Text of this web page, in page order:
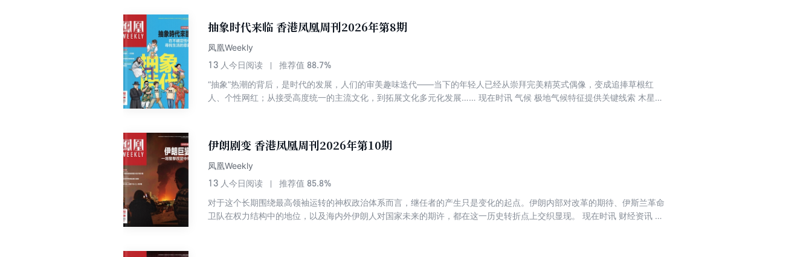
全球富豪榜出炉 张一鸣蝉联中国首富 中国跻身世界科技前列的时代来临 印度“有限放宽”中企投资限制 中国智能家电产业加
快转型升级 研究：中国国际影响力将显著提升 浙江成为中国新经济模式“试验田” 四川“悬崖村”成乡村旅游新热点 全球观察
全球旅游业复苏势头面临威胁 为减少对美依赖， “中等强国联盟”有新动作 美移民拘留营被批“比监狱还糟糕” 美以伊战事或引
发全球粮食危机 科技 定期清理“数字垃圾”可减少资源消耗 “流氓”智能体或造成严重安全威胁 军情 数字基础设施成军事打击
关键目标 法国推出“天空卫士”防空反导系统 探索 线粒体能从叶绿体中“夺”氧 为什么猫咪落地时总能脚着地？ 人物 桑切斯：
欧洲最具影响力的左翼领导人 野田正彰：以文字叩问日本侵略历史 健康 研究：过量摄入蛋白质对身体无益 卷首语 九郎山站
抽象时代来临 香港凤凰周刊2026年第8期
凤凰Weekly
13 人今日阅读 推荐值 88.7%
“抽象”热潮的背后，是时代的发展，人们的审美趣味迭代——当下的年轻人已经从崇拜完美精英式偶像，变成追捧草根红
人、个性网红；从接受高度统一的主流文化，到拓展文化多元化发展…… 现在时讯 气候 极地气候特征提供关键线索 木星与
失去产业发展主导权 中国观察 中国着力提升人民币全球影响力 中国厂商押注电视行业复苏 外企争相进入中国即时零售市场
中国雄心勃勃降噪行动成效显著 中国汽车品牌赢得欧洲消费者青睐 中企在太空旅游领域奋起直追 中国将禁用隐藏式汽车门
把手 中国商飞将成亚太市场有力竞争者 全球观察 金银价格为何剧烈波动？ 全球工业金属面临“战略性紧缺” 阅读 自传体写作
重构21世纪世界文学 7岁和70岁 共读同一本经典 军情 美国新款“艾布拉姆斯”坦克原型车亮相 北约求助私企应对无人机“入
侵” 探索 哈雷彗星并非哈雷首先发现 新血型破解50年未解谜题 人物 特朗普提名的美联储新主席 能否带来改变？ 健康 美国
新膳食金字塔，肉类唱主角 世卫：全球近四成癌症病例可预防 卷首语 1614万元“窗口腐败案”的警示 封面故事 抽象时代来临
伊朗剧变 香港凤凰周刊2026年第10期
凤凰Weekly
13 人今日阅读 推荐值 85.8%
对于这个长期围绕最高领袖运转的神权政治体系而言，继任者的产生只是变化的起点。伊朗内部对改革的期待、伊斯兰革命
卫队在权力结构中的地位，以及海内外伊朗人对国家未来的期许，都在这一历史转折点上交织显现。 现在时讯 财经资讯 中